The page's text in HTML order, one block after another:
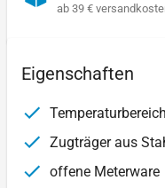
ab 39 €
Eigenschaften
Zugträger aus
offene Meterware